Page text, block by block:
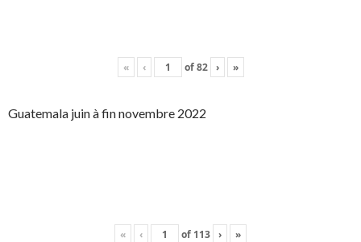
« ‹ of82 › »
Guatemala juin à fin novembre 2022
« ‹ of 113 › »